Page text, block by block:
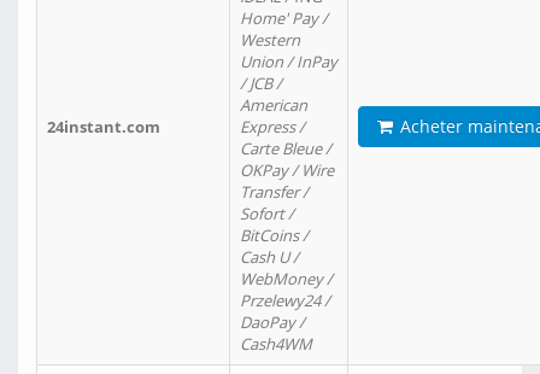
24instant.com
Home' Pay /
Western
Union / InPay
/ JCB /
American
Express /
Carte Bleue /
OKPay / Wire
Transfer /
Sofort /
BitCoins /
Cash U /
WebMoney /
Przelewy24 /
DaoPay /
Cash4WM
Acheter